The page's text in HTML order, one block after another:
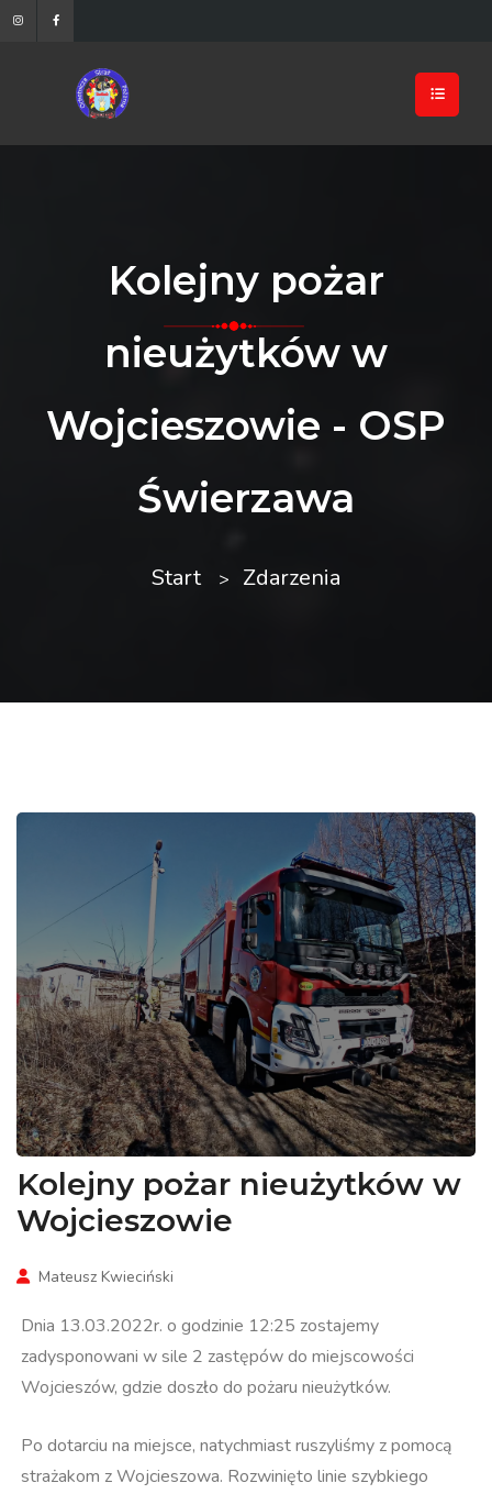
Kolejny pożar
nieużytków w
Wojcieszowie - OSP
Świerzawa
Start Zdarzenia
Kolejny pożar nieużytków w
Wojcieszowie
Mateusz Kwieciński
Dnia 13.03.2022r. o godzinie 12:25 zostajemy
zadysponowani w sile 2 zastępów do miejscowości
Wojcieszów, gdzie doszło do pożaru nieużytków.
Po dotarciu na miejsce, natychmiast ruszyliśmy z pomocą
strażakom z Wojcieszowa. Rozwinięto linie szybkiego